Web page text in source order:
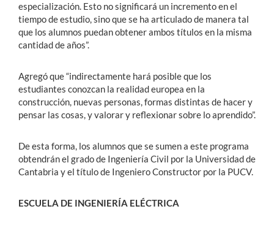
especialización. Esto no significará un incremento en el
tiempo de estudio, sino que se ha articulado de manera tal
que los alumnos puedan obtener ambos títulos en la misma
cantidad de años”.
Agregó que “indirectamente hará posible que los
estudiantes conozcan la realidad europea en la
construcción, nuevas personas, formas distintas de hacer y
pensar las cosas, y valorar y reflexionar sobre lo aprendido”.
De esta forma, los alumnos que se sumen a este programa
obtendrán el grado de Ingeniería Civil por la Universidad de
Cantabria y el título de Ingeniero Constructor por la PUCV.
ESCUELA DE INGENIERÍA ELÉCTRICA